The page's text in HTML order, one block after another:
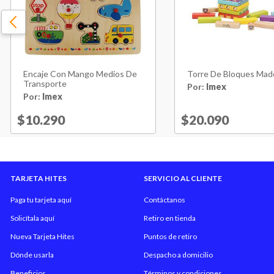
Encaje Con Mango Medios De
Transporte
Por: Imex
Price reduced from
$10.290to
Torre De Bloques
Por: Imex
Price reduced
$20.090to
TARJETA HITES
Paga tu tarjeta aquí
Solicítala aquí
Nueva Tarjeta Hites
Dónde usarla
SERVICIO AL CLIENTE
Contáctanos
Retiro en tienda
Puntos de retiro
Despacho a domicilio